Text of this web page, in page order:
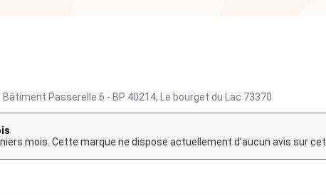
Bâtiment Passerelle 6 - BP 40214, Le bourget du Lac 73370
mois. Cette marque ne dispose actuellement d’aucun avis sur